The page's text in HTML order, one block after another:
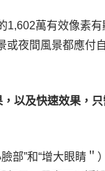
萬有效像素
夜間風景都應付
以及快速效果，
部”和“增大眼睛